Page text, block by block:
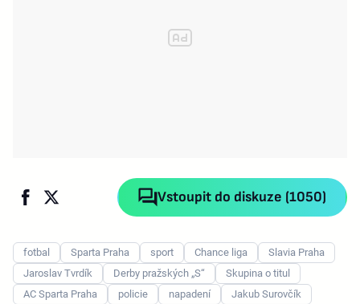
Vstoupit do diskuze (1050)
fotbal Sparta Praha sport Chance liga
Slavia Praha
Jaroslav Tvrdík
Derby pražských „S“
Skupina o titul
AC Sparta Praha
policie napadení Jakub Surovčík